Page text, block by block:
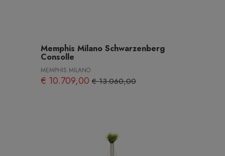
Memphis Milano Schwarzenberg
Consolle
MEMPHIS MILANO
€ 10.709,00€ 13.060,00